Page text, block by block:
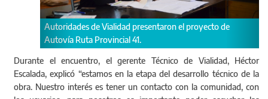
Consulta pública abierta: Proyecto Autovía Ruta
41.
Durante el encuentro, el gerente Técnico de Vialidad, Héctor
Escalada, explicó “estamos en la etapa del desarrollo técnico de la
obra. Nuestro interés es tener un contacto con la comunidad, con